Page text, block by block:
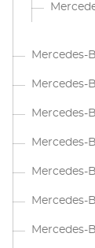
Mercedes-
Mercedes-
Mercedes-
Mercedes-
Mercedes-
Mercedes-
Mercedes-